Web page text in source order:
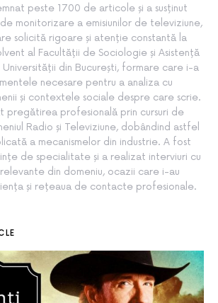
peste 1700 de articole și a susținut
de monitorizare a emisiunilor de televiziune,
solicită rigoare și atenție constantă la
al Facultății de Sociologie și Asistență
Universității din București, formare care i-a
necesare pentru a analiza cu
și contextele sociale despre care scrie.
pregătirea profesională prin cursuri de
Radio și Televiziune, dobândind astfel
a mecanismelor din industrie. A fost
de specialitate și a realizat interviuri cu
din domeniu, ocazii care i-au
și rețeaua de contacte profesionale.